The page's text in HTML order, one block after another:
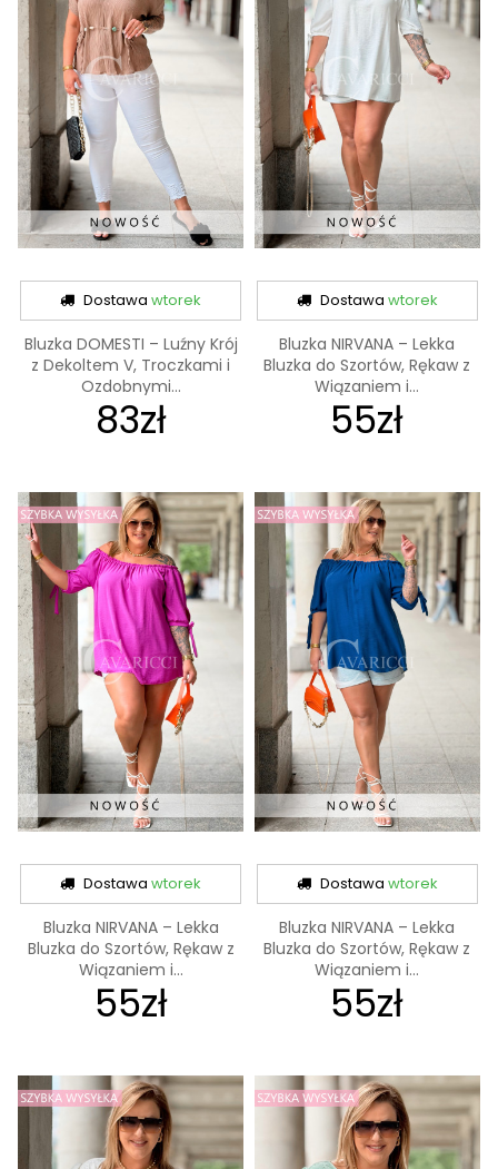
Dostawawtorek
Bluzka DOMESTI – Luźny Krój
z Dekoltem V, Troczkami i
Ozdobnymi...
83zł
Dostawa wtorek
Bluzka NIRVANA – Lekka
Bluzka do Szortów, Rękaw z
Wiązaniem i...
55zł
Dostawawtorek
Bluzka NIRVANA – Lekka
Bluzka do Szortów, Rękaw z
Wiązaniem i...
55zł
Dostawa wtorek
Bluzka NIRVANA – Lekka
Bluzka do Szortów, Rękaw z
Wiązaniem i...
55zł